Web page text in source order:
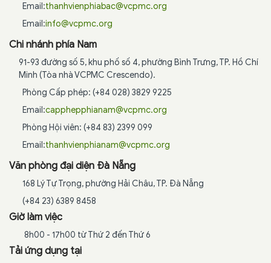
Email:thanhvienphiabac@vcpmc.org
Email:info@vcpmc.org
Chi nhánh phía Nam
91-93 đường số 5, khu phố số 4, phường Bình Trưng, TP. Hồ Chí
Minh (Tòa nhà VCPMC Crescendo).
Phòng Cấp phép: (+84 028) 3829 9225
Email:capphepphianam@vcpmc.org
Phòng Hội viên: (+84 83) 2399 099
Email:thanhvienphianam@vcpmc.org
Văn phòng đại diện Đà Nẵng
168 Lý Tự Trọng, phường Hải Châu, TP. Đà Nẵng
(+84 23) 6389 8458
Giờ làm việc
8h00 - 17h00 từ Thứ 2 đến Thứ 6
Tải ứng dụng tại